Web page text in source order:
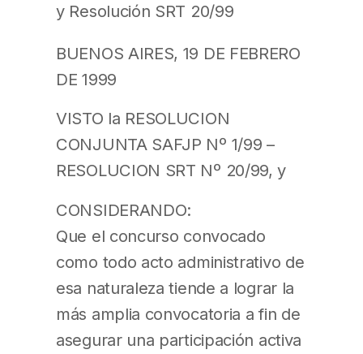
y Resolución SRT 20/99
BUENOS AIRES, 19 DE FEBRERO
DE 1999
VISTO la RESOLUCION
CONJUNTA SAFJP Nº 1/99 –
RESOLUCION SRT Nº 20/99, y
CONSIDERANDO:
Que el concurso convocado
como todo acto administrativo de
esa naturaleza tiende a lograr la
más amplia convocatoria a fin de
asegurar una participación activa